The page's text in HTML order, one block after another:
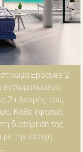
Epoques 2
ενσωματωμένα
2 πλευρές του,
Κάθε ύφασμα
διατήρηση της
την εποχή.